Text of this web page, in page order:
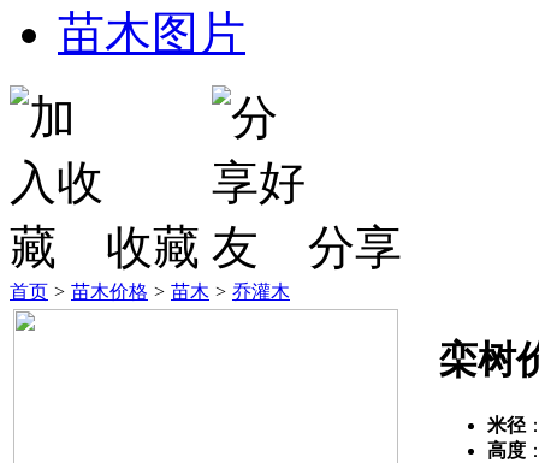
苗木图片
收藏 分享
首页 > 苗木价格 > 苗木 > 乔灌木
栾树
米径
高度